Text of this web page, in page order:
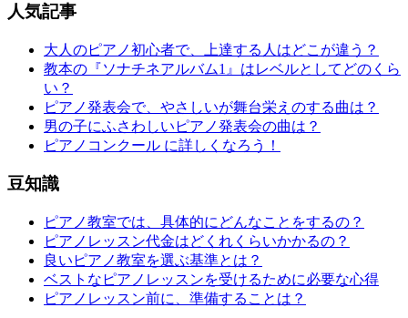
人気記事
大人のピアノ初心者で、上達する人はどこが違う？
教本の『ソナチネアルバム1』はレベルとしてどのくら
い？
ピアノ発表会で、やさしいが舞台栄えのする曲は？
男の子にふさわしいピアノ発表会の曲は？
ピアノコンクール に詳しくなろう！
豆知識
ピアノ教室では、具体的にどんなことをするの？
ピアノレッスン代金はどくれくらいかかるの？
良いピアノ教室を選ぶ基準とは？
ベストなピアノレッスンを受けるために必要な心得
ピアノレッスン前に、準備することは？